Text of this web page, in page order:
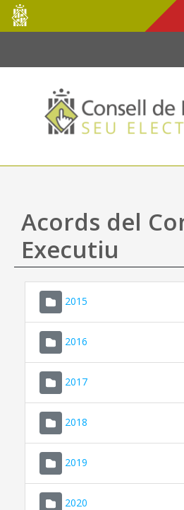
Salta al contingut principal
Consell
de
Mallorca
Acords del
Executiu
2015
2016
2017
2018
2019
2020